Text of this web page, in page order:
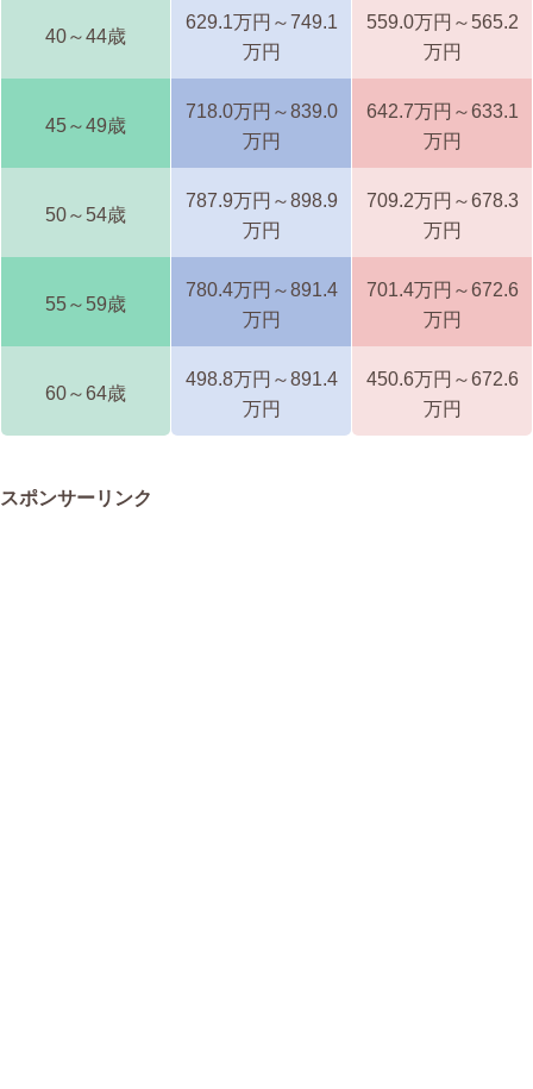
40～44歳
629.1万円～749.1
万円
559.0万円～565.2
万円
45～49歳
718.0万円～839.0
万円
642.7万円～633.1
万円
50～54歳
787.9万円～898.9
万円
709.2万円～678.3
万円
55～59歳
780.4万円～891.4
万円
701.4万円～672.6
万円
60～64歳
498.8万円～891.4
万円
450.6万円～672.6
万円
スポンサーリンク